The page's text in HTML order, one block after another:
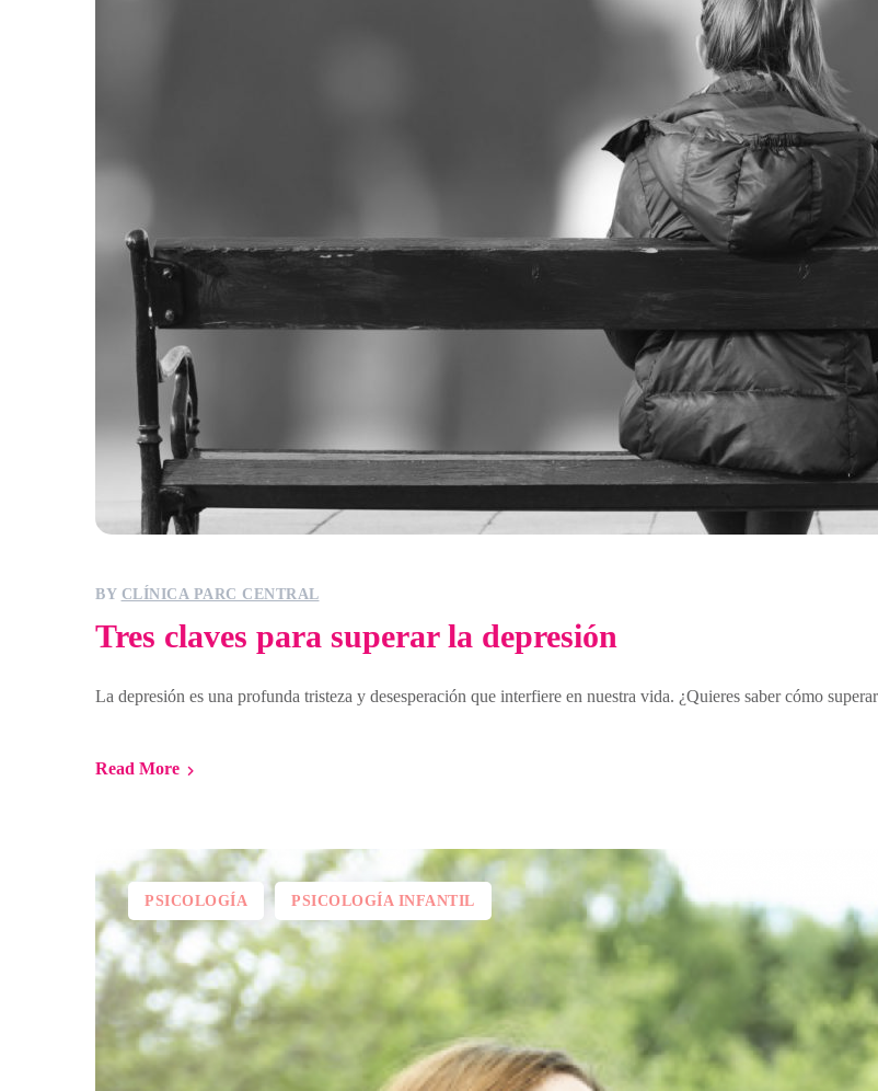
BY CLÍNICA PARC CENTRAL
Tres claves para superar la depresión
La depresión es una profunda tristeza y desesperación que interfiere en nuestra vida. ¿Quieres saber cómo
Read More
PSICOLOGÍA PSICOLOGÍA INFANTIL